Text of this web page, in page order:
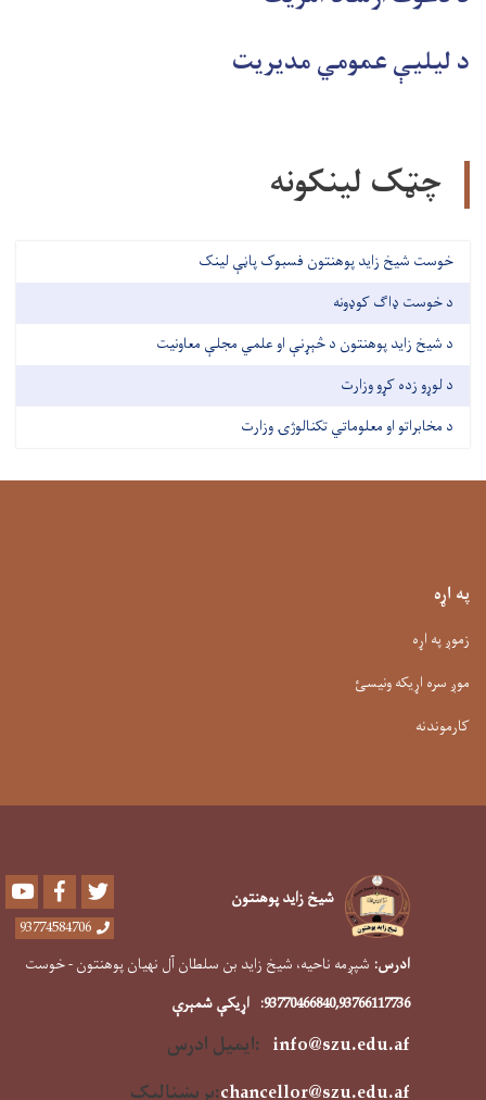
د لیلیې عمومي مدیريت
چټک لینکونه
خوست شیخ زاید پوهنتون فسبوک پاڼې لینک
د خوست ډاګ کوډونه
د شیخ زاید پوهنتون د څېړنې او علمي مجلې معاونیت
د لوړو زده کړو وزارت
د مخابراتو او معلوماتي تکنالوژۍ وزارت
په اړه
زموږ په اړه
موږ سره اړیکه ونیسئ
کارموندنه
شیخ زاید پوهنتون Youtube Facebook
93774584706
ادرس: شپږمه ناحیه، شیخ زاید بن سلطان آل نهیان پوهنتون - خوست
93770466840,93766117736
: اړیکې شمېرې
info@szu.edu.af :ایمیل ادرس